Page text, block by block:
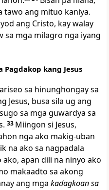
tawo ang mituo kaniya.
ang Cristo, kay walay
sa mga milagro nga iyang
Pagdakop kang Jesus
sa hinunghongay sa
Jesus, busa sila ug ang
sa mga guwardya sa
33 Miingon si Jesus,
nga ako makig-uban
na ako sa nagpadala
apan dili na ninyo ako
makaadto sa akong
ang mga kadagkoan sa